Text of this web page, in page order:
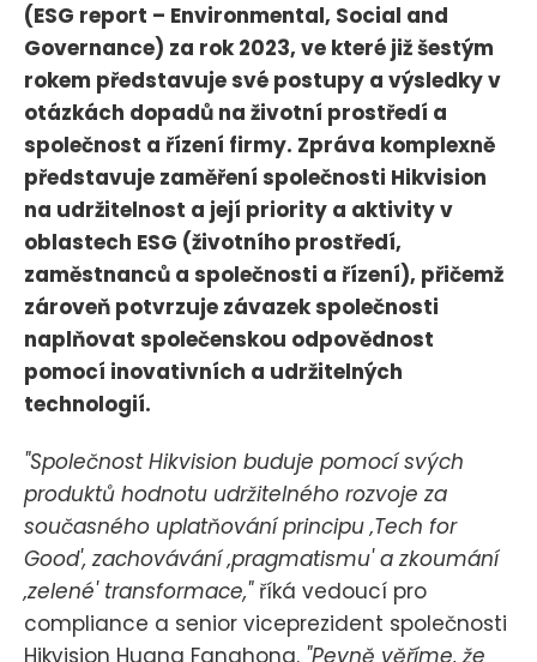
(ESG report – Environmental, Social and
Governance) za rok 2023, ve které již šestým
rokem představuje své postupy a výsledky v
otázkách dopadů na životní prostředí a
společnost a řízení firmy. Zpráva komplexně
představuje zaměření společnosti Hikvision
na udržitelnost a její priority a aktivity v
oblastech ESG (životního prostředí,
zaměstnanců a společnosti a řízení), přičemž
zároveň potvrzuje závazek společnosti
naplňovat společenskou odpovědnost
pomocí inovativních a udržitelných
technologií.
"Společnost Hikvision buduje pomocí svých
produktů hodnotu udržitelného rozvoje za
současného uplatňování principu ‚Tech for
Good', zachovávání ‚pragmatismu' a zkoumání
‚zelené' transformace,"říká vedoucí pro
compliance a senior viceprezident společnosti